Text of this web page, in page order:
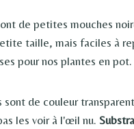
de petites mouches
taille, mais faciles à
pour nos plantes en pot.
sont de couleur
les voir à l'œil nu.